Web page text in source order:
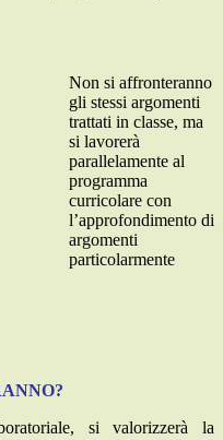
Non si affronteranno
gli stessi argomenti
trattati in classe, ma
si lavorerà
parallelamente al
programma
curricolare con
l’approfondimento di
argomenti
particolarmente
si valorizzerà la